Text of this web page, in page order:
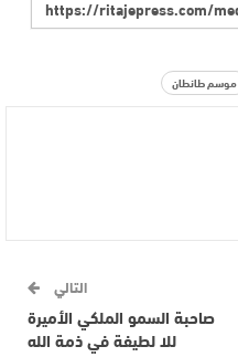
موسم طانطان
التالي
صاحبة السمو الملكي الأميرة
للا لطيفة في ذمة الله